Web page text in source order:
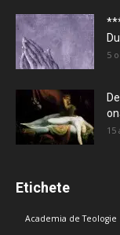
5
15
Etichete
Academia de Teologie